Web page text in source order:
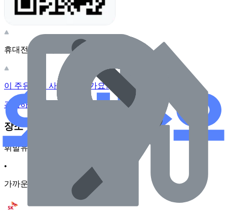
휴대전화 카메라로 찍어보세요
이 주유소의 사장님이신가요?
관리하기
장소 근처 주유소
휘발유
•
가까운순